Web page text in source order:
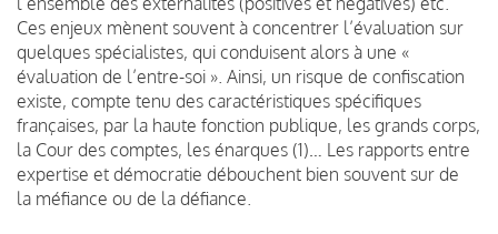
Ces enjeux mènent souvent à concentrer l’évaluation sur
quelques spécialistes, qui conduisent alors à une «
évaluation de l’entre-soi ». Ainsi, un risque de confiscation
existe, compte tenu des caractéristiques spécifiques
françaises, par la haute fonction publique, les grands corps,
la Cour des comptes, les énarques (1)… Les rapports entre
expertise et démocratie débouchent bien souvent sur de
la méfiance ou de la défiance.